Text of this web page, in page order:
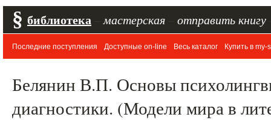
§ библиотека мастерская отправить книгу
Последние поступления Доступные on-line Весь каталог Купить в my-
Белянин В.П. Основы
диагностики. (Модели мира в